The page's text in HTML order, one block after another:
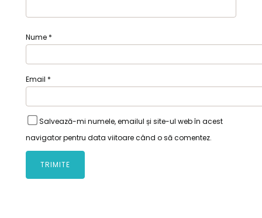
Nume *
Email *
Salvează-mi numele, emailul și site-ul web în acest
navigator pentru data viitoare când o să comentez.